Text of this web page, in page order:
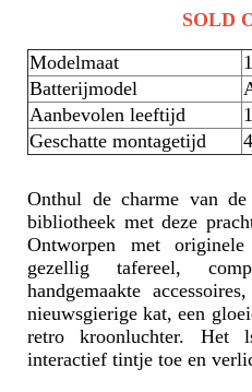
SOLD
Modelmaat
Batterijmodel
Aanbevolen leeftijd
Geschatte montagetijd
Onthul de charme van de
bibliotheek met deze
Ontworpen met
gezellig tafereel,
handgemaakte
nieuwsgierige kat, een
retro kroonluchter. Het
interactief tintje toe en